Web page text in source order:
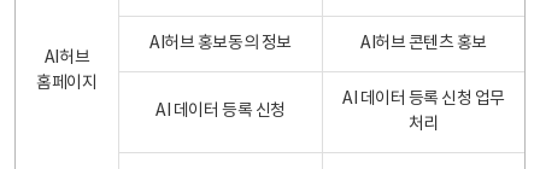
AI허브
홈페이지
AI허브 홍보동의 정보 AI허브 콘텐츠 홍보
AI 데이터 등록 신청
AI 데이터 등록 신청 업무
처리